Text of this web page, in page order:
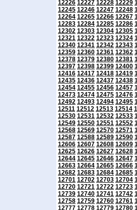
12226 12227 12228 12229
12245 12246 12247 12248
12264 12265 12266 12267
12283 12284 12285 12286
12302 12303 12304 12305
12321 12322 12323 12324
12340 12341 12342 12343
12359 12360 12361 12362
12378 12379 12380 12381
12397 12398 12399 12400
12416 12417 12418 12419
12435 12436 12437 12438
12454 12455 12456 12457
12473 12474 12475 12476
12492 12493 12494 12495
12511 12512 12513 12514
12530 12531 12532 12533
12549 12550 12551 12552
12568 12569 12570 12571
12587 12588 12589 12590
12606 12607 12608 12609
12625 12626 12627 12628
12644 12645 12646 12647
12663 12664 12665 12666
12682 12683 12684 12685
12701 12702 12703 12704
12720 12721 12722 12723
12739 12740 12741 12742
12758 12759 12760 12761
12777 12778 12779 12780